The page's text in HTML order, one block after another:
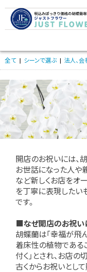
全て | シーンで選ぶ | 法人、会
開店のお祝いには、
お世話になった人や
など新しくお店をオ
を丁寧に表現したい
です。
なぜ開店のお祝い
胡蝶蘭は「幸福が飛
着床性の植物である
付く」とされ、お店
古くからお祝いとし